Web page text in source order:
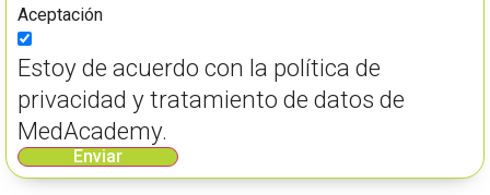
Aceptación
Estoy de acuerdo con la política de
privacidad y tratamiento de datos de
MedAcademy.
Enviar